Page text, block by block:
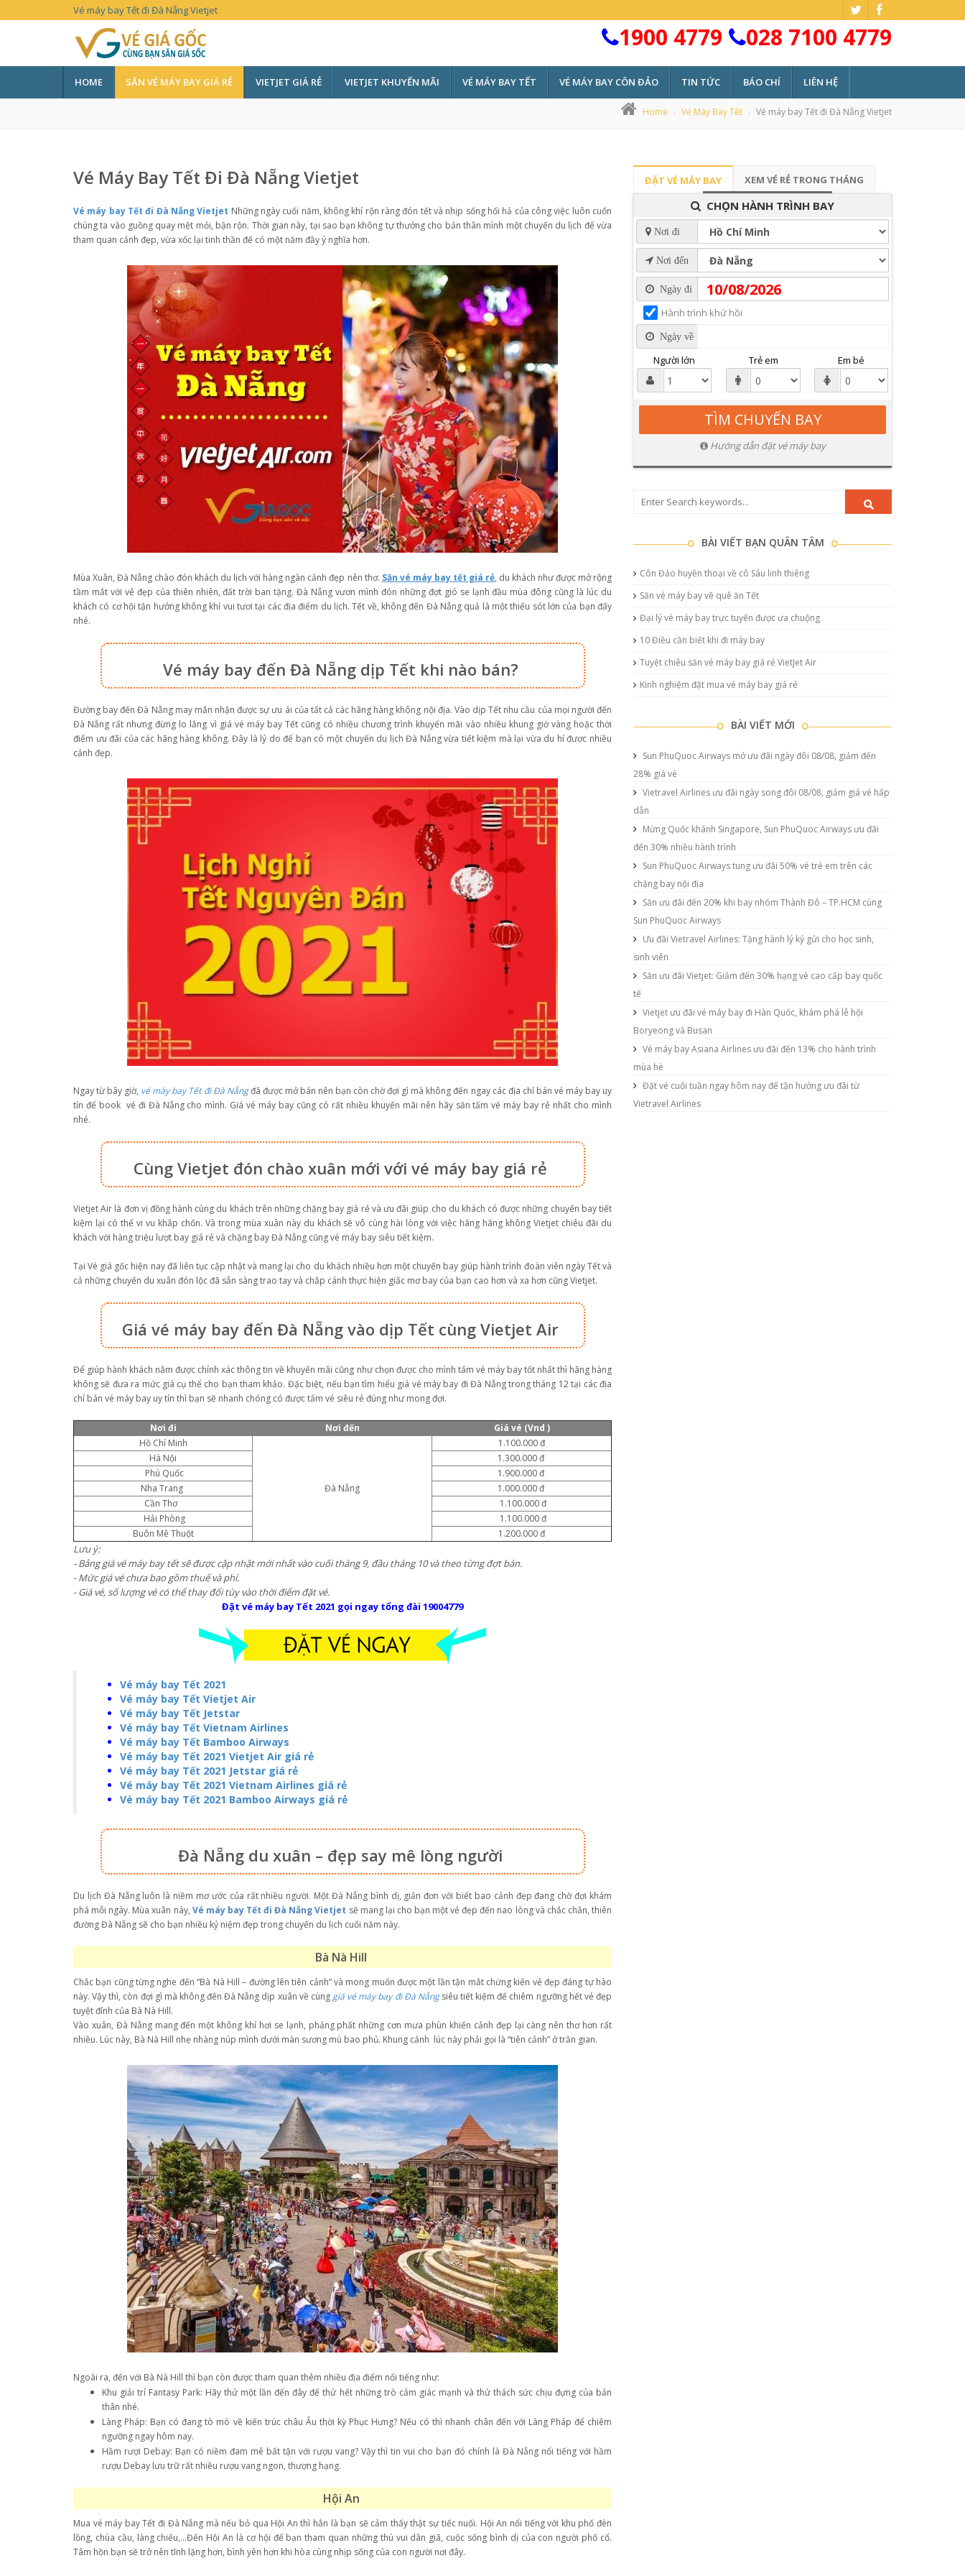
Vé máy bay Tết đi Đà Nẵng Vietjet
1900 4779 028 7100 4779
HOME SĂN VÉ MÁY BAY GIÁ RẺ VIETJET GIÁ RẺ VIETJET KHUYẾN MÃI VÉ MÁY BAY TẾT VÉ MÁY BAY CÔN ĐẢO TIN TỨC BÁO CHÍ LIÊN HỆ
Home Vé Máy Bay Tết Vé máy bay Tết đi Đà Nẵng Vietjet
Vé Máy Bay Tết Đi Đà Nẵng Vietjet
Vé máy bay Tết đi Đà Nẵng Vietjet Những ngày cuối năm, không khí rộn ràng đón tết và nhịp sống hối hả của công việc luôn cuốn
chúng ta vào guồng quay mệt mỏi, bận rộn. Thời gian này, tại sao bạn không tự thưởng cho bản thân mình một chuyến du lịch để vừa
tham quan cảnh đẹp, vừa xốc lại tinh thần để có một năm đầy ý nghĩa hơn.
Mùa Xuân, Đà Nẵng chào đón khách du lịch với hàng ngàn cảnh đẹp nên thơ. Săn vé máy bay tết giá rẻ, du khách như được mở rộng
tầm mắt với vẻ đẹp của thiên nhiên, đất trời ban tặng. Đà Nẵng vươn mình đón những đợt gió se lạnh đầu mùa đông cũng là lúc du
khách có cơ hội tận hưởng không khí vui tươi tại các địa điểm du lịch. Tết về, không đến Đà Nẵng quả là một thiếu sót lớn của bạn đấy
nhé.
Vé máy bay đến Đà Nẵng dịp Tết khi nào bán?
Đường bay đến Đà Nẵng may mắn nhận được sự ưu ái của tất cả các hãng hàng không nội địa. Vào dịp Tết nhu cầu của mọi người đến
Đà Nẵng rất nhưng đừng lo lắng vì giá vé máy bay Tết cũng có nhiều chương trình khuyến mãi vào nhiều khung giờ vàng hoặc thời
điểm ưu đãi của các hãng hàng không. Đây là lý do để bạn có một chuyến du lịch Đà Nẵng vừa tiết kiệm mà lại vừa du hí đươc nhiều
cảnh đẹp.
Ngay từ bây giờ, vé máy bay Tết đi Đà Nẵngđã được mở bán nên bạn còn chờ đợi gì mà không đến ngay các địa chỉ bán vé máy bay uy
tín để book vé đi Đà Nẵng cho mình. Giá vé máy bay cũng có rất nhiều khuyến mãi nên hãy săn tấm vé máy bay rẻ nhất cho mình
nhé.
Cùng Vietjet đón chào xuân mới với vé máy bay giá rẻ
Vietjet Air là đơn vị đồng hành cùng du khách trên những chặng bay giá rẻ và ưu đãi giúp cho du khách có được những chuyến bay tiết
kiệm lại có thể vi vu khắp chốn. Và trong mùa xuân này du khách sẽ vô cùng hài lòng với việc hãng hãng không Vietjet chiêu đãi du
khách với hàng triệu lượt bay giá rẻ và chặng bay Đà Nẵng cũng vé máy bay siêu tiết kiệm.
Tại Vé giá gốc hiện nay đã liên tục cập nhật và mang lại cho du khách nhiều hơn một chuyến bay giúp hành trình đoàn viên ngày Tết và
cả những chuyến du xuân đón lộc đã sẵn sàng trao tay và chắp cánh thực hiện giấc mơ bay của bạn cao hơn và xa hơn cũng Vietjet.
Giá vé máy bay đến Đà Nẵng vào dịp Tết cùng Vietjet Air
Để giúp hành khách nắm được chính xác thông tin về khuyến mãi cũng như chọn được cho mình tấm vé máy bay tốt nhất thì hãng hàng
không sẽ đưa ra mức giá cụ thể cho bạn tham khảo. Đặc biệt, nếu bạn tìm hiểu giá vé máy bay đi Đà Nẵng trong tháng 12 tại các địa
chỉ bán vé máy bay uy tín thì bạn sẽ nhanh chóng có được tấm vé siêu rẻ đúng như mong đợi.
Nơi đi Nơi đến
Giá vé (Vnd )
Hồ Chí Minh
Đà Nẵng
1.100.000 đ
Hà Nội
1.300.000 đ
Phú Quốc
1.900.000 đ
Nha Trang
1.000.000 đ
Cần Thơ
1.100.000 đ
Hải Phòng
1.100.000 đ
Buôn Mê Thuột
1.200.000 đ
Lưu ý:
- Bảng giá vé máy bay tết sẽ được cập nhật mới nhất vào cuối tháng 9, đầu tháng 10 và theo từng đợt bán.
- Mức giá vé chưa bao gồm thuế và phí.
- Giá vé, số lượng vé có thể thay đổi tùy vào thời điểm đặt vé.
Đặt vé máy bay Tết 2021 gọi ngay tổng đài 19004779
Vé máy bay Tết 2021
Vé máy bay Tết Vietjet Air
Vé máy bay Tết Jetstar
Vé máy bay Tết Vietnam Airlines
Vé máy bay Tết Bamboo Airways
Vé máy bay Tết 2021 Vietjet Air giá rẻ
Vé máy bay Tết 2021 Jetstar giá rẻ
Vé máy bay Tết 2021 Vietnam Airlines giá rẻ
Vé máy bay Tết 2021 Bamboo Airways giá rẻ
Đà Nẵng du xuân – đẹp say mê lòng người
Du lịch Đà Nẵng luôn là niềm mơ ước của rất nhiều người. Một Đà Nẵng bình dị, giản đơn với biết bao cảnh đẹp đang chờ đợi khám
phá mỗi ngày. Mùa xuân này, Vé máy bay Tết đi Đà Nẵng Vietjet sẽ mang lại cho bạn một vẻ đẹp đến nao lòng và chắc chắn, thiên
đường Đà Nẵng sẽ cho bạn nhiều kỷ niệm đẹp trong chuyến du lịch cuối năm này.
Bà Nà Hill
Chắc bạn cũng từng nghe đến “Bà Nà Hill – đường lên tiên cảnh” và mong muốn được một lần tận mắt chứng kiến vẻ đẹp đáng tự hào
này. Vậy thì, còn đợi gì mà không đến Đà Nẵng dịp xuân về cùng giá vé máy bay đi Đà Nẵngsiêu tiết kiệm để chiêm ngưỡng hết vẻ đẹp
tuyệt đỉnh của Bà Nà Hill.
Vào xuân, Đà Nẵng mang đến một không khí hơi se lạnh, phảng phất những cơn mưa phùn khiến cảnh đẹp lại càng nên thơ hơn rất
nhiều. Lúc này, Bà Nà Hill nhẹ nhàng núp mình dưới màn sương mù bao phủ. Khung cảnh lúc này phải gọi là “tiên cảnh” ở trần gian.
Ngoài ra, đến với Bà Nà Hill thì bạn còn được tham quan thêm nhiều địa điểm nổi tiếng như:
Khu giải trí Fantasy Park: Hãy thử một lần đến đây để thử hết những trò cảm giác mạnh và thử thách sức chịu đựng của bản
thân nhé.
Làng Pháp: Bạn có đang tò mò về kiến trúc châu Âu thời kỳ Phục Hưng? Nếu có thì nhanh chân đến với Làng Pháp để chiêm
ngưỡng ngay hôm nay.
Hầm rượi Debay: Bạn có niềm đam mê bất tận với rượu vang? Vậy thì tin vui cho bạn đó chính là Đà Nẵng nổi tiếng với hầm
rượu Debay lưu trữ rất nhiều rượu vang ngon, thượng hạng.
Hội An
Mua vé máy bay Tết đi Đà Nẵng mà nếu bỏ qua Hội An thì hẳn là bạn sẽ cảm thấy thật sự tiếc nuối. Hội An nổi tiếng với khu phố đèn
lồng, chùa cầu, làng chiếu,…Đến Hội An là cơ hội để bạn tham quan những thú vui dân giã, cuộc sống bình dị của con người phố cổ.
Tâm hồn bạn sẽ trở nên tĩnh lặng hơn, bình yên hơn khi hòa cùng nhịp sống của con người nơi đây.
ĐẶT VÉ MÁY BAY XEM VÉ RẺ TRONG THÁNG
CHỌN HÀNH TRÌNH BAY
Nơi đi
Nơi đến
Ngày đi
Hành trình khứ hồi
Ngày về
Người lớn Trẻ em Em bé
Hướng dẫn đặt vé máy bay
BÀI VIẾT BẠN QUÂN TÂM
Côn Đảo huyền thoại về cô Sáu linh thiêng
Săn vé máy bay về quê ăn Tết
Đại lý vé máy bay trực tuyến được ưa chuộng
10 Điều cần biết khi đi máy bay
Tuyệt chiêu săn vé máy bay giá rẻ VietJet Air
Kinh nghiệm đặt mua vé máy bay giá rẻ
BÀI VIẾT MỚI
Sun PhuQuoc Airways mở ưu đãi ngày đôi 08/08, giảm đến
28% giá vé
Vietravel Airlines ưu đãi ngày song đôi 08/08, giảm giá vé hấp
dẫn
Mừng Quốc khánh Singapore, Sun PhuQuoc Airways ưu đãi
đến 30% nhiều hành trình
Sun PhuQuoc Airways tung ưu đãi 50% vé trẻ em trên các
chặng bay nội địa
Săn ưu đãi đến 20% khi bay nhóm Thành Đô – TP.HCM cùng
Sun PhuQuoc Airways
Ưu đãi Vietravel Airlines: Tặng hành lý ký gửi cho học sinh,
sinh viên
Săn ưu đãi Vietjet: Giảm đến 30% hạng vé cao cấp bay quốc
tế
Vietjet ưu đãi vé máy bay đi Hàn Quốc, khám phá lễ hội
Boryeong và Busan
Vé máy bay Asiana Airlines ưu đãi đến 13% cho hành trình
mùa hè
Đặt vé cuối tuần ngay hôm nay để tận hưởng ưu đãi từ
Vietravel Airlines